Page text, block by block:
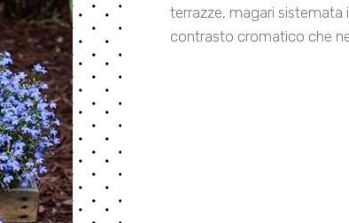
terrazze, magari sistemata
contrasto cromatico che